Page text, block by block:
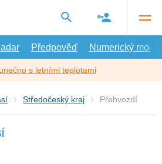
Předpověď Numerický model
s letními teplotami
Středočeský kraj Přehvozdí